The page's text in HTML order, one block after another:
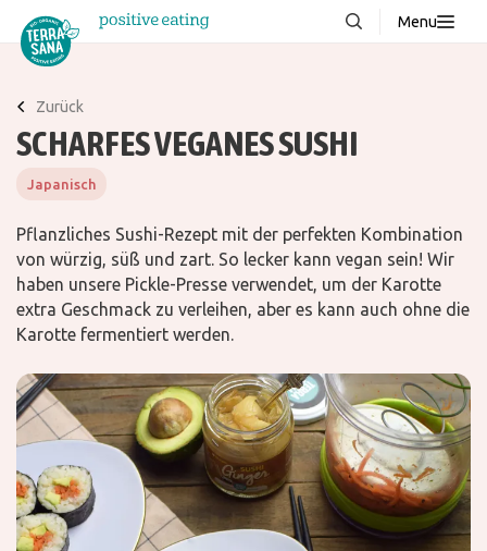
Menu
Über uns
Wissenswertes
Kontakt
Rezepte
Zurück
SCHARFES VEGANES SUSHI
Japanisch
Pflanzliches Sushi-Rezept mit der perfekten Kombination
von würzig, süß und zart. So lecker kann vegan sein! Wir
haben unsere Pickle-Presse verwendet, um der Karotte
extra Geschmack zu verleihen, aber es kann auch ohne die
Karotte fermentiert werden.